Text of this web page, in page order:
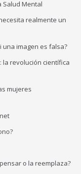
Salud Mental
realmente un
una imagen es falsa?
la revolución científica
mujeres
o la reemplaza?